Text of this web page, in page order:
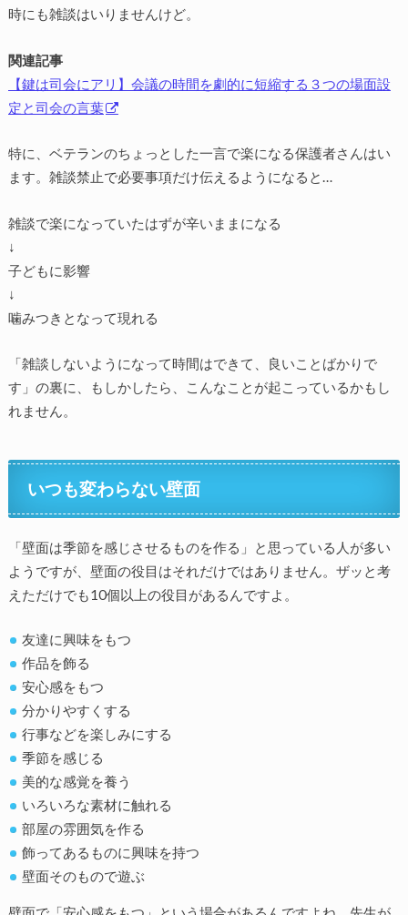
時にも雑談はいりませんけど。
関連記事
【鍵は司会にアリ】会議の時間を劇的に短縮する３つの場面設
定と司会の言葉
特に、ベテランのちょっとした一言で楽になる保護者さんはい
ます。雑談禁止で必要事項だけ伝えるようになると…
雑談で楽になっていたはずが辛いままになる
↓
子どもに影響
↓
噛みつきとなって現れる
「雑談しないようになって時間はできて、良いことばかりで
す」の裏に、もしかしたら、こんなことが起こっているかもし
れません。
いつも変わらない壁面
「壁面は季節を感じさせるものを作る」と思っている人が多い
ようですが、壁面の役目はそれだけではありません。ザッと考
えただけでも10個以上の役目があるんですよ。
友達に興味をもつ
作品を飾る
安心感をもつ
分かりやすくする
行事などを楽しみにする
季節を感じる
美的な感覚を養う
いろいろな素材に触れる
部屋の雰囲気を作る
飾ってあるものに興味を持つ
壁面そのもので遊ぶ